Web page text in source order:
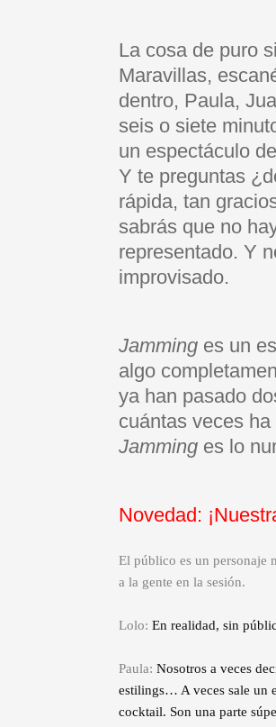
La cosa de puro
Maravillas,
dentro, Paula,
seis o siete
un espectáculo
Y te preguntas
rápida, tan
sabrás que no
representado. Y
improvisado.
Jamming es un
algo
ya han pasado
cuántas veces
Jamming es lo
Novedad:
El público es un personaje
a la gente en la sesión.
Lolo: En realidad, sin
Paula: Nosotros a veces
estilings… A veces sale un
cocktail. Son una parte